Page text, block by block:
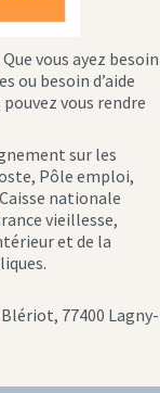
vous ayez besoin
ou besoin d’aide
vous rendre
sur les
Pôle emploi,
nationale
vieillesse,
et de la
77400 Lagny-